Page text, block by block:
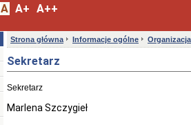
A A+ A++
Strona główna Informacje ogólne
Sekretarz
Sekretarz
Marlena Szczygieł